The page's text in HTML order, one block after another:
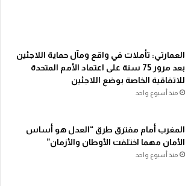
العمارتي: تأملات في واقع ومآل حماية اللاجئين
بعد مرور 75 سنة على اعتماد الأمم المتحدة
للاتفاقية الخاصة بوضع اللاجئين
منذ أسبوع واحد
المغرب أمام مفترق طرق “العدل هو أساس
الأمان مهما اختلفت الأوطان والأزمان”
منذ أسبوع واحد